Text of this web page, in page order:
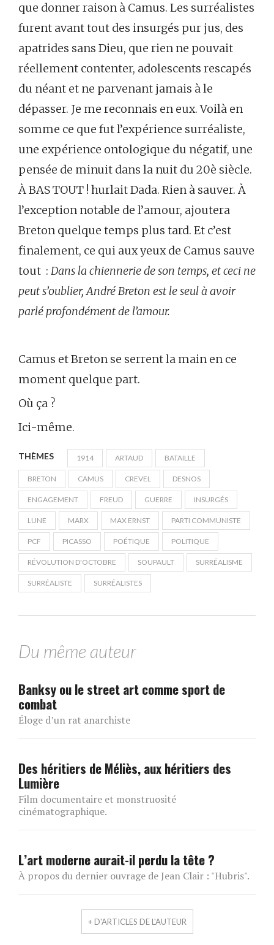
que donner raison à Camus. Les surréalistes
furent avant tout des insurgés pur jus, des
apatrides sans Dieu, que rien ne pouvait
réellement contenter, adolescents rescapés
du néant et ne parvenant jamais à le
dépasser. Je me reconnais en eux. Voilà en
somme ce que fut l’expérience surréaliste,
une expérience ontologique du négatif, une
pensée de minuit dans la nuit du 20è siècle.
À BAS TOUT ! hurlait Dada. Rien à sauver. À
l’exception notable de l’amour, ajoutera
Breton quelque temps plus tard. Et c’est
finalement, ce qui aux yeux de Camus sauve
tout : Dans la chiennerie de son temps, et ceci ne
peut s’oublier, André Breton est le seul à avoir
parlé profondément de l’amour.
Camus et Breton se serrent la main en ce
moment quelque part.
Où ça ?
Ici-même.
THÈMES 1914 ARTAUD BATAILLE
BRETON CAMUS CREVEL DESNOS
ENGAGEMENT FREUD GUERRE INSURGÉS
LUNE MARX MAX ERNST PARTI COMMUNISTE
PCF PICASSO POÉTIQUE POLITIQUE
RÉVOLUTION D'OCTOBRE SOUPAULT SURRÉALISME
SURRÉALISTE SURRÉALISTES
Du même auteur
Banksy ou le street art comme sport de
combat
Éloge d’un rat anarchiste
Des héritiers de Méliès, aux héritiers des
Lumière
Film documentaire et monstruosité
cinématographique.
L’art moderne aurait-il perdu la tête ?
À propos du dernier ouvrage de Jean Clair : "Hubris".
+ D'ARTICLES DE L'AUTEUR